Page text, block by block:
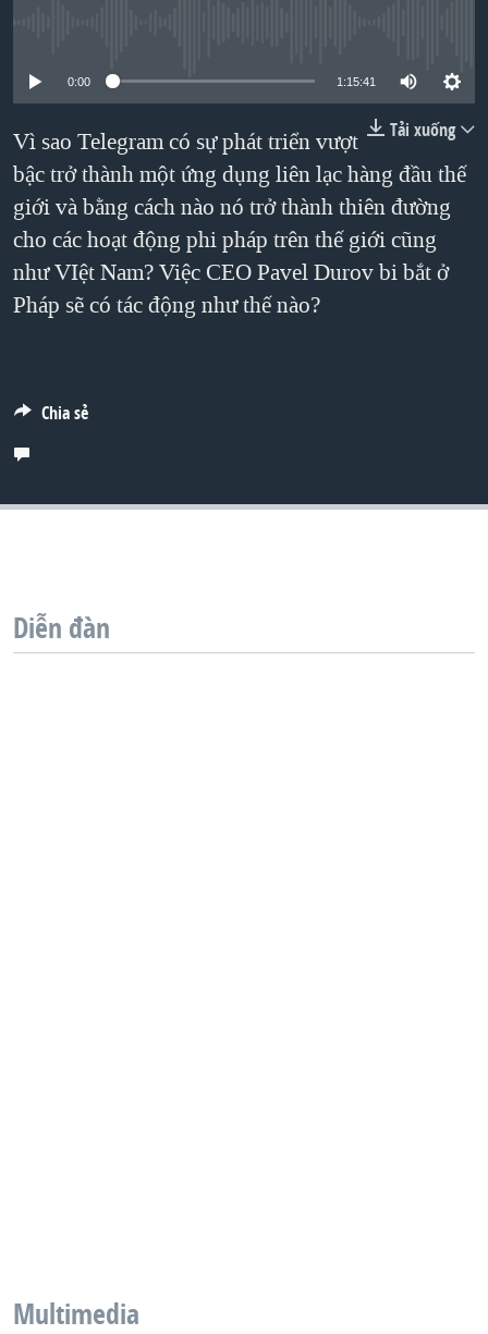
KINH TẾ
KHOA HỌC
SỨC KHOẺ
VĂN HOÁ
GIÁO DỤC
MỘT NĂM CHIẾN TRANH TẠI DẢI GAZA
NGÀY TỊ NẠN THẾ GIỚI
TRỊNH VĨNH BÌNH - NGƯỜI HẠ 'BÊN THẮNG CUỘC'
GROUND ZERO – XƯA VÀ NAY
CHI PHÍ CHIẾN TRANH AFGHANISTAN
CÁC GIÁ TRỊ CỘNG HÒA Ở VIỆT NAM
QUAN HỆ VIỆT MỸ
Ngôn ngữ khác
0:00 1:15:41
Tải xuống
Vì sao Telegram có sự phát triển vượt
bậc trở thành một ứng dụng liên lạc hàng đầu thế
giới và bằng cách nào nó trở thành thiên đường
cho các hoạt động phi pháp trên thế giới cũng
như VIệt Nam? Việc CEO Pavel Durov bi bắt ở
Pháp sẽ có tác động như thế nào?
Chia sẻ
Diễn đàn
Multimedia